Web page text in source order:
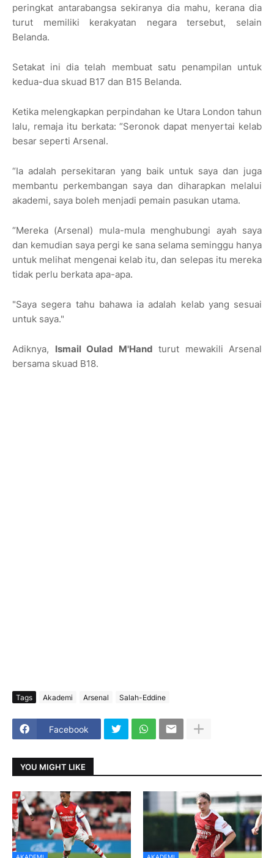
peringkat antarabangsa sekiranya dia mahu, kerana dia
turut memiliki kerakyatan negara tersebut, selain
Belanda.
Setakat ini dia telah membuat satu penampilan untuk
kedua-dua skuad B17 dan B15 Belanda.
Ketika melengkapkan perpindahan ke Utara London tahun
lalu, remaja itu berkata: “Seronok dapat menyertai kelab
besar seperti Arsenal.
“Ia adalah persekitaran yang baik untuk saya dan juga
membantu perkembangan saya dan diharapkan melalui
akademi, saya boleh menjadi pemain pasukan utama.
“Mereka (Arsenal) mula-mula menghubungi ayah saya
dan kemudian saya pergi ke sana selama seminggu hanya
untuk melihat mengenai kelab itu, dan selepas itu mereka
tidak perlu berkata apa-apa.
"Saya segera tahu bahawa ia adalah kelab yang sesuai
untuk saya."
Adiknya, Ismail Oulad M'Hand turut mewakili Arsenal
bersama skuad B18.
Tags Akademi Arsenal Salah-Eddine
Facebook
YOU MIGHT LIKE